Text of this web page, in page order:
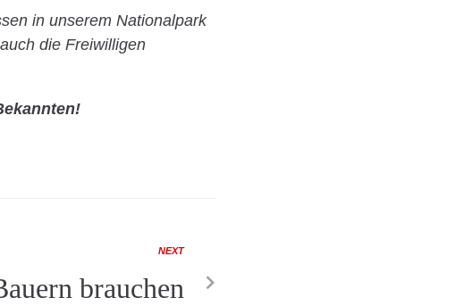
in unserem Nationalpark
die Freiwilligen
NEXT
brauchen